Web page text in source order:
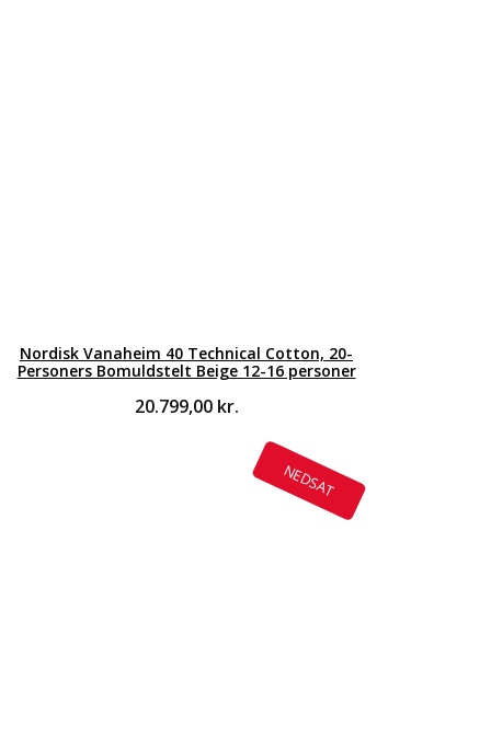
Nordisk Vanaheim 40 Technical Cotton, 20-
Personers Bomuldstelt Beige 12-16 personer
20.799,00 kr.
NEDSAT